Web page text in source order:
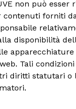
non può esser
contenuti forniti
disponibilità
Tali
diritti statutari o